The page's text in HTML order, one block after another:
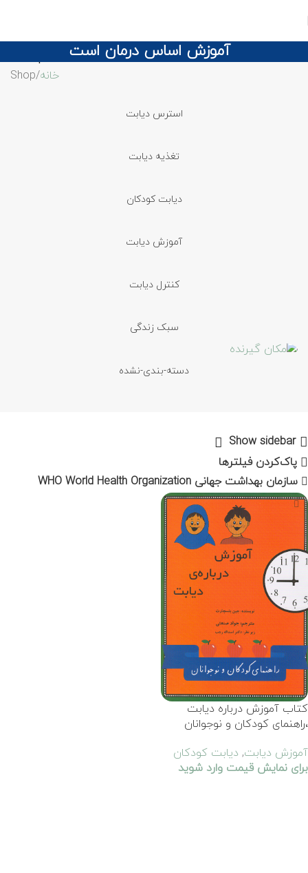
آموزش اساس درمان است Shop
خانه Shop
استرس دیابت
تغذیه دیابت
دیابت کودکان
آموزش دیابت
کنترل دیابت
سبک زندگی
دسته-بندی-نشده
Show sidebar
پاک‌کردن فیلترها
سازمان بهداشت جهانی WHO World Health Organization
کتاب آموزش درباره دیابت
،راهنمای کودکان و نوجوانان
آموزش دیابت, دیابت کودکان
برای نمایش قیمت وارد شوید